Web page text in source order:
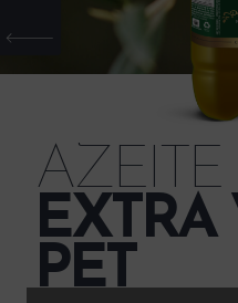
AZEITE
EXTRA
PET